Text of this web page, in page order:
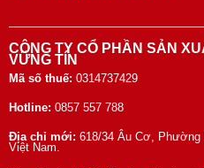
CÔNG TY CỔ PHẦN SẢN
VỮNG TÍN
Mã số thuế: 0314737429
Hotline: 0857 557 788
Địa chỉ mới: 618/34 Âu Cơ, Phường
Việt Nam.